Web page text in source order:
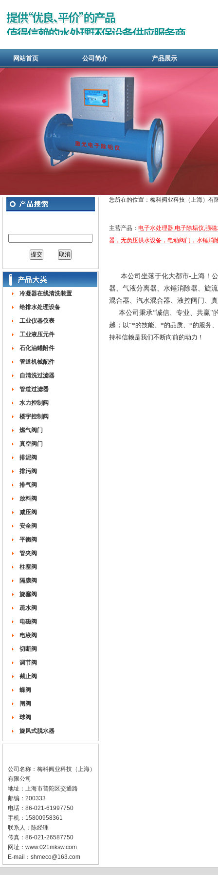
网站首页 公司简介 产品展示
冷凝器在线清洗装置
给排水处理设备
工业仪器仪表
工业液压元件
石化油罐附件
管道机械配件
自清洗过滤器
管道过滤器
水力控制阀
楼宇控制阀
燃气阀门
真空阀门
排泥阀
排污阀
排气阀
放料阀
减压阀
安全阀
平衡阀
管夹阀
柱塞阀
隔膜阀
旋塞阀
疏水阀
电磁阀
电液阀
切断阀
调节阀
截止阀
蝶阀
闸阀
球阀
旋风式脱水器
公司名称：梅科阀业科技（上海）
有限公司
地址：上海市普陀区交通路
邮编：200333
电话：86-021-61997750
手机：15800958361
联系人：陈经理
传真：86-021-26587750
网址： www.021mksw.com
E-mail： shmeco@163.com
您所在的位置：梅科阀业科技（上海）有
主营产品： 电子水处理器,电子除垢仪,强
器，无负压供水设备，电动阀门，水锤消
本公司坐落于化大都市-上海！
器、气液分离器、水锤消除器、旋
混合器、汽水混合器、液控阀门、
本公司秉承“诚信、专业、共赢"
越； 以“*的技能、*的品质、*的服务
持和信赖是我们不断向前的动力！